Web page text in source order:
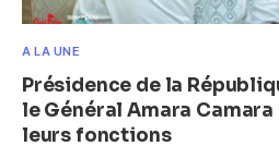
A LA UNE
Présidence de la
le Général Amara
leurs fonctions